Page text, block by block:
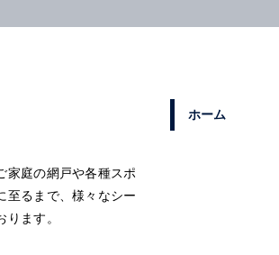
家庭の網戸や各種スポ
至るまで、様々なシー
ます。
ホーム